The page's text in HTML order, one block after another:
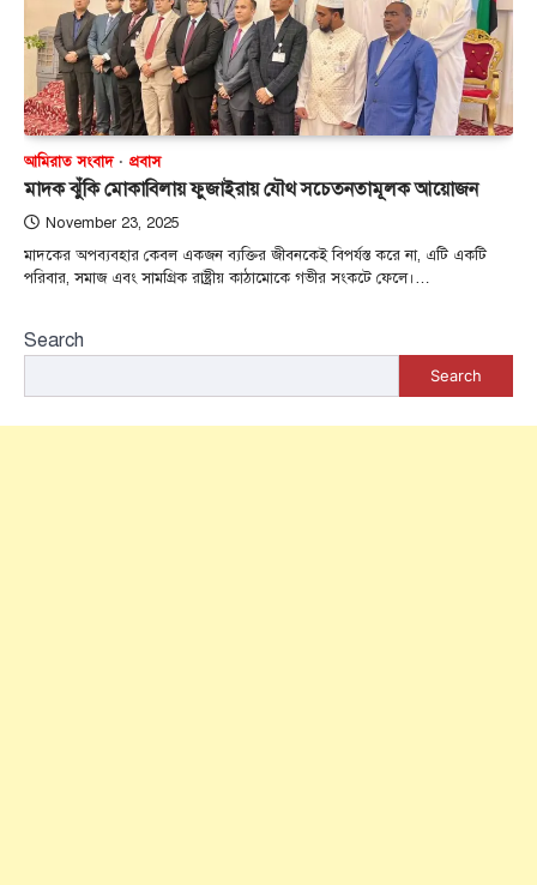
আমিরাত সংবাদ প্রবাস
মাদক ঝুঁকি মোকাবিলায় ফুজাইরায় যৌথ সচেতনতামূলক আয়োজন
November 23, 2025
মাদকের অপব্যবহার কেবল একজন ব্যক্তির জীবনকেই বিপর্যস্ত করে না, এটি একটি
পরিবার, সমাজ এবং সামগ্রিক রাষ্ট্রীয় কাঠামোকে গভীর সংকটে ফেলে।…
Search
Search